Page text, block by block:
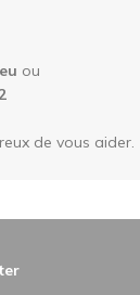
ou
de vous aider.